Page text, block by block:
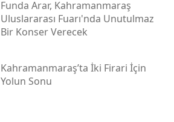
Funda Arar, Kahramanmaraş
Uluslararası Fuarı'nda Unutulmaz
Bir Konser Verecek
Kahramanmaraş’ta İki Firari İçin
Yolun Sonu